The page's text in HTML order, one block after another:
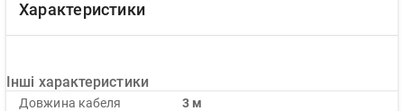
Характеристики
Інші характеристики
Довжина кабеля
3 м